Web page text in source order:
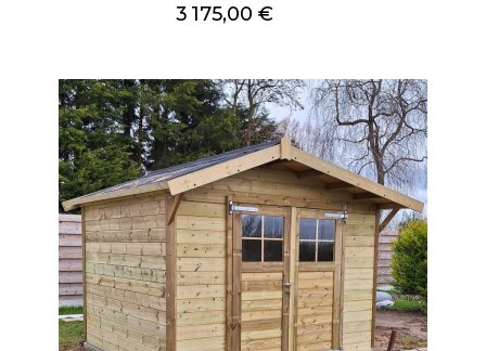
Prix
3 175,00 €